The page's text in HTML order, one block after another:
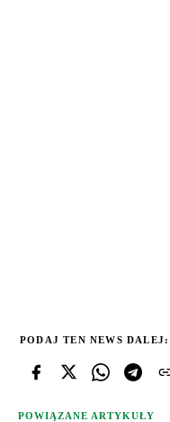
PODAJ TEN NEWS DALEJ:
POWIĄZANE ARTYKUŁY